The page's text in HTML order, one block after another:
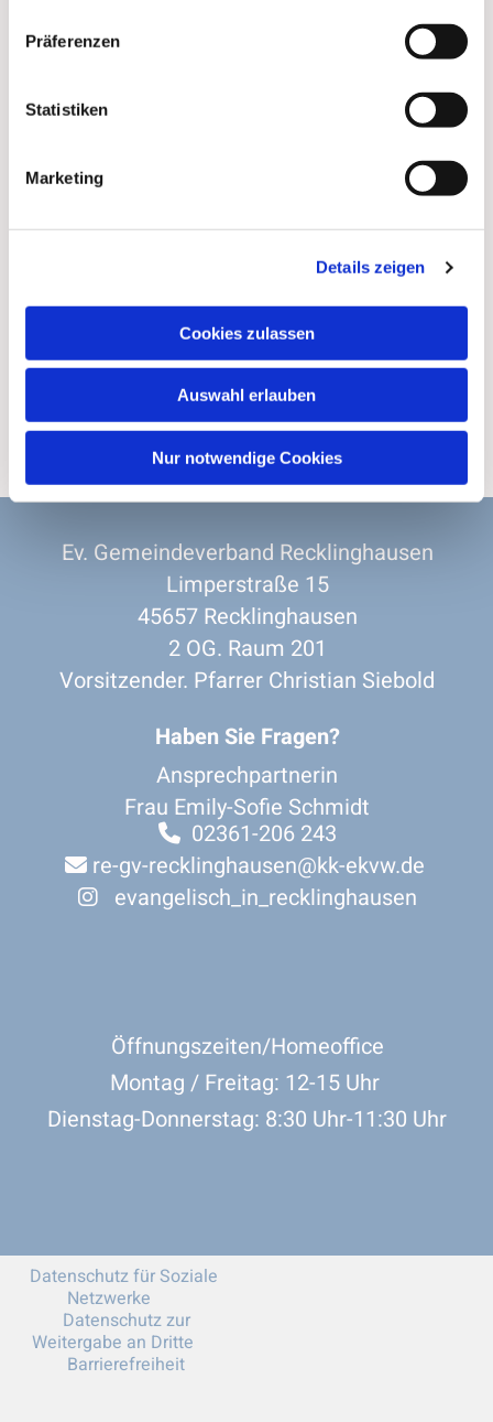
Präferenzen
Statistiken
Marketing
Details zeigen
Cookies zulassen
Auswahl erlauben
Nur notwendige Cookies
Ev. Gemeindeverband Recklinghausen
Limperstraße 15
45657 Recklinghausen
2 OG. Raum 201
Vorsitzender. Pfarrer Christian Siebold
Haben Sie Fragen?
Ansprechpartnerin
Frau Emily-Sofie Schmidt
02361-206 243
re-gv-recklinghausen@kk-ekvw.de
 evangelisch_in_recklinghausen
Öffnungszeiten/Homeoffice
Montag / Freitag: 12-15 Uhr
Dienstag-Donnerstag: 8:30 Uhr-11:30 Uhr
Datenschutz für Soziale
Netzwerke
Datenschutz zur
Weitergabe an Dritte
Barrierefreiheit